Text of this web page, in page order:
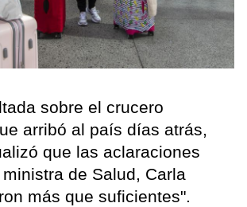
sobre el crucero
arribó al país días atrás,
que las aclaraciones
de Salud, Carla
más que suficientes".